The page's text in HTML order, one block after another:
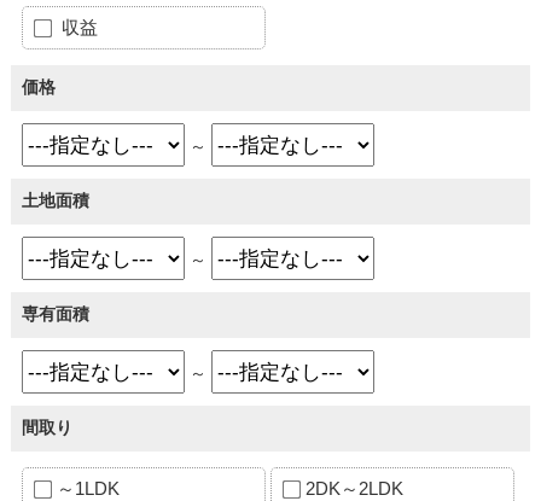
収益
価格
～
土地面積
～
専有面積
～
間取り
～1LDK 2DK～2LDK